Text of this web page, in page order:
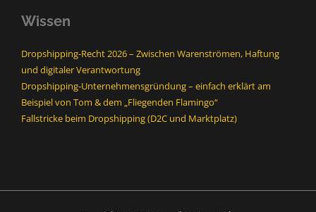
Wissen
Dropshipping-Recht 2026 – Zwischen Warenströmen, Haftung
und digitaler Verantwortung
Dropshipping-Unternehmensgründung – einfach erklärt am
Beispiel von Tom & dem „Fliegenden Flamingo“
Fallstricke beim Dropshipping (D2C und Marktplatz)